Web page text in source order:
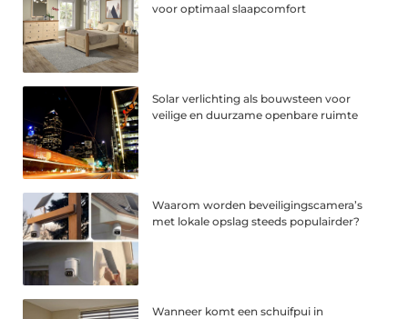
voor optimaal slaapcomfort
Solar verlichting als bouwsteen voor
veilige en duurzame openbare ruimte
Waarom worden beveiligingscamera’s
met lokale opslag steeds populairder?
Wanneer komt een schuifpui in